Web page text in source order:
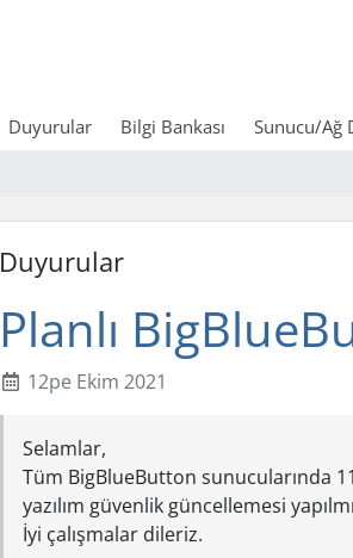
Duyurular Bilgi Bankası Sunucu/Ağ
Duyurular
Planlı
12pe Ekim 2021
Selamlar,
Tüm BigBlueButton sunucularında
yazılım güvenlik güncellemesi
İyi çalışmalar dileriz.